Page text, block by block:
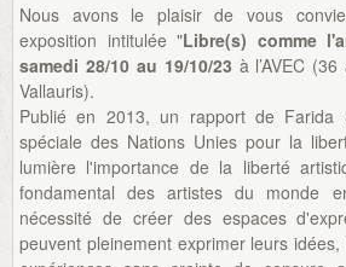
Nous avons le plaisir de vous
exposition intitulée "Libre(s) comme
samedi 28/10 au 19/10/23 à l’AVEC
Vallauris).
Publié en 2013, un rapport de Farida
spéciale des Nations Unies pour la
lumière l'importance de la liberté
fondamental des artistes du monde
nécessité de créer des espaces
peuvent pleinement exprimer leurs